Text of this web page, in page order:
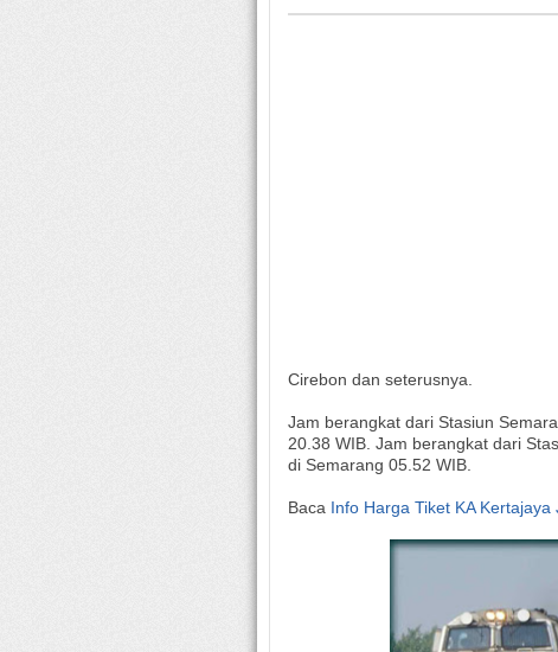
Cirebon dan seterusnya.
Jam berangkat dari Stasiun
20.38 WIB. Jam berangkat dari
di Semarang 05.52 WIB.
Baca Info Harga Tiket KA